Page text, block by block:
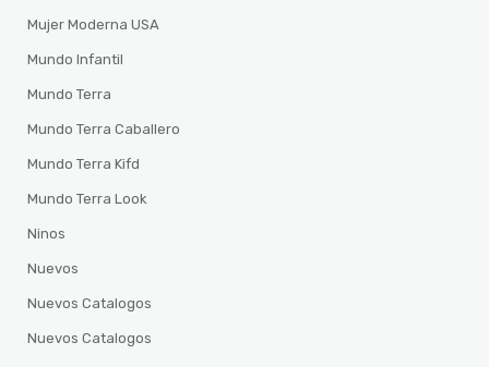
Mujer Moderna USA
Mundo Infantil
Mundo Terra
Mundo Terra Caballero
Mundo Terra Kifd
Mundo Terra Look
Ninos
Nuevos
Nuevos Catalogos
Nuevos Catalogos